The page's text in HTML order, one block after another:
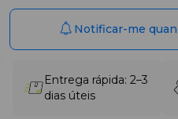
Notificar-me
Entrega rápida: 2–3
dias úteis